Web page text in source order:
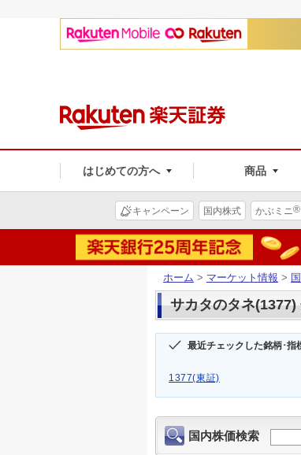
はじめての方へ 商品
キャンペーン 国内株式 かぶミニ®
ホーム > マーケット情報 >
サカタのタネ(1377)
最近チェックした銘柄･指
1377(東証)